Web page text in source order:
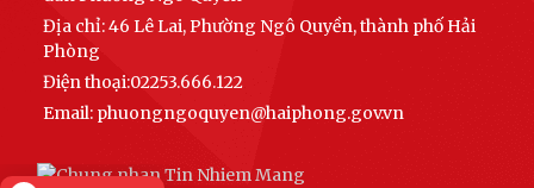
HỘI ĐỒNG NHÂN DÂN PHƯỜNG THÔNG BÁO LỊCH TIẾP CÔNG DÂN 6
PHƯỜNG NGÔ QUYỀN: NÂNG CAO HIỆU QUẢ QUẢN LÝ HOẠT ĐỘNG PHI
Địa chỉ: 46 Lê Lai, Phường Ngô Quyền, thành phố Hải
Phòng
Điện thoại:02253.666.122
Email: phuongngoquyen@haiphong.gov.vn